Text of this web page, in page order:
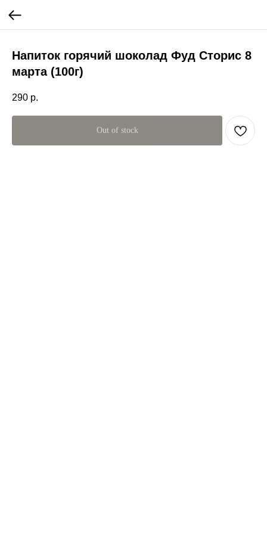
Напиток горячий шоколад Фуд Сторис 8
марта (100г)
290 р.
Out of stock